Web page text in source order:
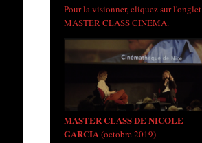
Pour la visionner, cliquez sur l'onglet
MASTER CLASS CINÉMA.
MASTER CLASS DE NICOLE
GARCIA(octobre 2019)